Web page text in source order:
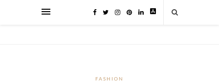
FASHION